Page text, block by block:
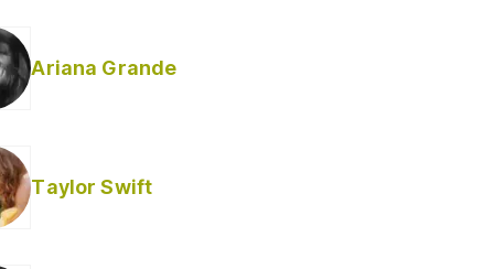
Ariana Grande
Taylor Swift